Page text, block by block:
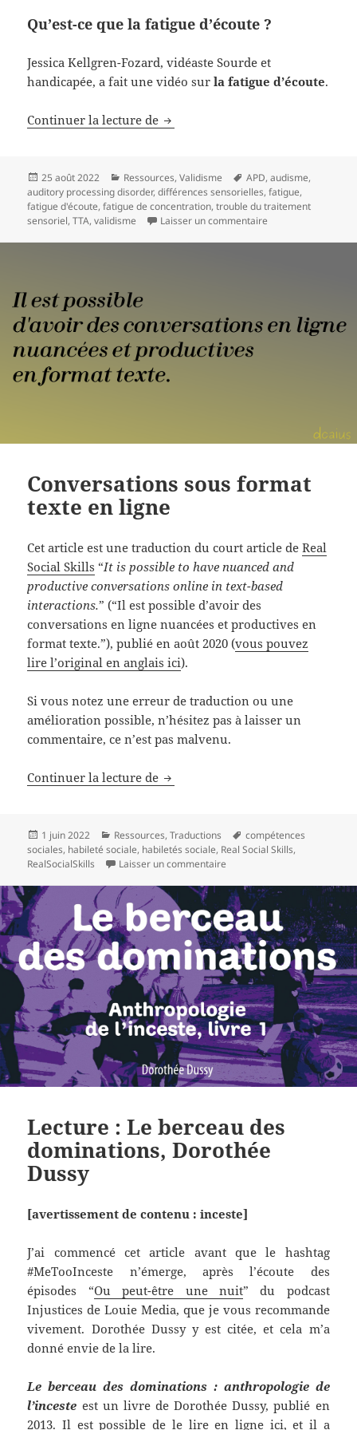
Qu’est-ce que la fatigue d’écoute ?
Jessica Kellgren-Fozard, vidéaste Sourde et
handicapée, a fait une vidéo surla fatigue d’écoute.
Continuer la lecture de La fatigue de concentration ou
Publié
le
25 août 2022 Catégories
Ressources,Validisme
Mots-
clés
APD,audisme,
auditory processing disorder,différences sensorielles,fatigue,
fatigue d'écoute,fatigue de concentration,trouble du traitement
sensoriel,TTA,validisme Laisser un commentaire
Conversations sous format
texte en ligne
Cet article est une traduction du court article deReal
Social Skills “It is possible to have nuanced and
productive conversations online in text-based
interactions.” (“Il est possible d’avoir des
conversations en ligne nuancées et productives en
format texte.”), publié en août 2020 (vous pouvez
lire l’original en anglais ici).
Si vous notez une erreur de traduction ou une
amélioration possible, n’hésitez pas à laisser un
commentaire, ce n’est pas malvenu.
Continuer la lecture de Conversations sous format texte
Publié
le
1 juin 2022 Catégories
Ressources,Traductions
Mots-
clés
compétences
sociales, habileté sociale, habiletés sociale, Real Social Skills,
RealSocialSkills
Laisser un commentaire
Lecture : Le berceau des
dominations, Dorothée
Dussy
[avertissement de contenu : inceste]
J’ai commencé cet article avant que le hashtag
#MeTooInceste n’émerge, après l’écoute des
épisodes “Ou peut-être une nuit” du podcast
Injustices de Louie Media, que je vous recommande
vivement. Dorothée Dussy y est citée, et cela m’a
donné envie de la lire.
Le berceau des dominations : anthropologie de
l’inceste est un livre de Dorothée Dussy, publié en
2013. Il est possible de le lire en ligne ici, et il a